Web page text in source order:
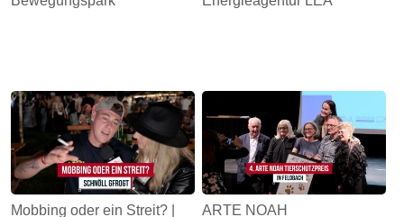
Mobbing oder ein Streit? |
ARTE NOAH